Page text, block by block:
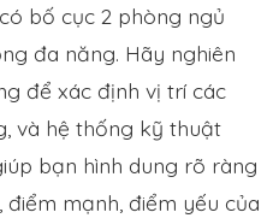
bố cục 2 phòng ngủ
đa năng. Hãy nghiên
để xác định vị trí các
và hệ thống kỹ thuật
bạn hình dung rõ ràng
mạnh, điểm yếu của